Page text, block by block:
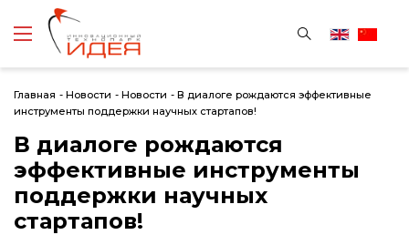
Главная - Новости - Новости - В диалоге рождаются эффективные
инструменты поддержки научных стартапов!
В диалоге рождаются
эффективные инструменты
поддержки научных
стартапов!